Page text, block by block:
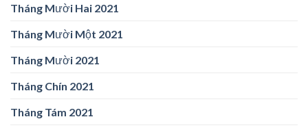
Tháng Mười Hai 2021
Tháng Mười Một 2021
Tháng Mười 2021
Tháng Chín 2021
Tháng Tám 2021